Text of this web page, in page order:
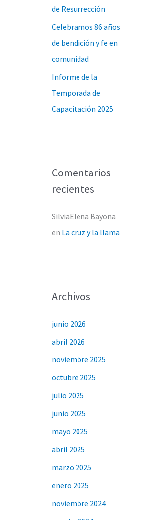
de Resurrección
Celebramos 86 años
de bendición y fe en
comunidad
Informe de la
Temporada de
Capacitación 2025
Comentarios
recientes
SilviaElena Bayona
en La cruz y la llama
Archivos
junio 2026
abril 2026
noviembre 2025
octubre 2025
julio 2025
junio 2025
mayo 2025
abril 2025
marzo 2025
enero 2025
noviembre 2024